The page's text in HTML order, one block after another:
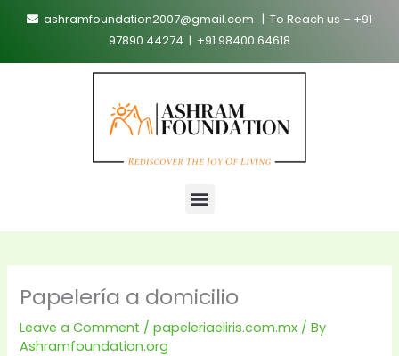
ashramfoundation2007@gmail.com | To Reach us – +91
97890 44274 | +91 98400 64618
Menu
Papelería a domicilio
Leave a Comment /papeleriaeliris.com.mx / By
Ashramfoundation.org